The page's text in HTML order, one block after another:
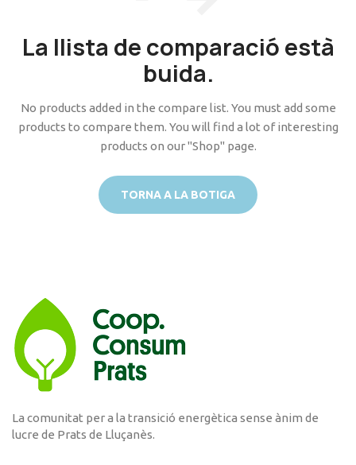
La llista de comparació està
buida.
No products added in the compare list. You must add some
products to compare them. You will find a lot of interesting
products on our "Shop" page.
TORNA A LA BOTIGA
La comunitat per a la transició energètica sense ànim de
lucre de Prats de Lluçanès.